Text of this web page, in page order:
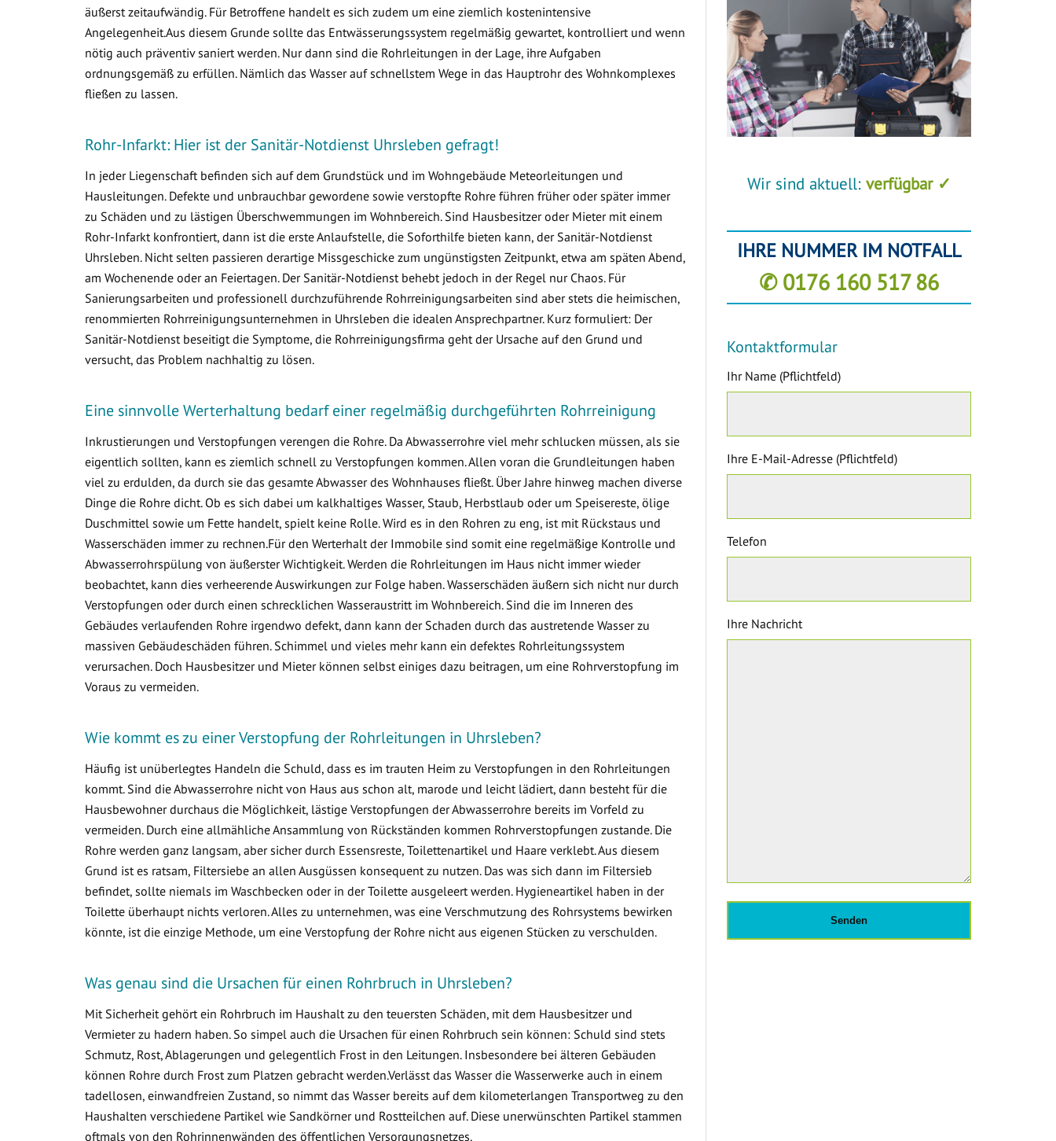
äußerst zeitaufwändig. Für Betroffene handelt es sich zudem um eine ziemlich kostenintensive
Angelegenheit.Aus diesem Grunde sollte das Entwässerungssystem regelmäßig gewartet, kontrolliert und wenn
nötig auch präventiv saniert werden. Nur dann sind die Rohrleitungen in der Lage, ihre Aufgaben
ordnungsgemäß zu erfüllen. Nämlich das Wasser auf schnellstem Wege in das Hauptrohr des Wohnkomplexes
fließen zu lassen.
Rohr-Infarkt: Hier ist der Sanitär-Notdienst Uhrsleben gefragt!
In jeder Liegenschaft befinden sich auf dem Grundstück und im Wohngebäude Meteorleitungen und
Hausleitungen. Defekte und unbrauchbar gewordene sowie verstopfte Rohre führen früher oder später immer
zu Schäden und zu lästigen Überschwemmungen im Wohnbereich. Sind Hausbesitzer oder Mieter mit einem
Rohr-Infarkt konfrontiert, dann ist die erste Anlaufstelle, die Soforthilfe bieten kann, der Sanitär-Notdienst
Uhrsleben. Nicht selten passieren derartige Missgeschicke zum ungünstigsten Zeitpunkt, etwa am späten Abend,
am Wochenende oder an Feiertagen. Der Sanitär-Notdienst behebt jedoch in der Regel nur Chaos. Für
Sanierungsarbeiten und professionell durchzuführende Rohrreinigungsarbeiten sind aber stets die heimischen,
renommierten Rohrreinigungsunternehmen in Uhrsleben die idealen Ansprechpartner. Kurz formuliert: Der
Sanitär-Notdienst beseitigt die Symptome, die Rohrreinigungsfirma geht der Ursache auf den Grund und
versucht, das Problem nachhaltig zu lösen.
Eine sinnvolle Werterhaltung bedarf einer regelmäßig durchgeführten Rohrreinigung
Inkrustierungen und Verstopfungen verengen die Rohre. Da Abwasserrohre viel mehr schlucken müssen, als sie
eigentlich sollten, kann es ziemlich schnell zu Verstopfungen kommen. Allen voran die Grundleitungen haben
viel zu erdulden, da durch sie das gesamte Abwasser des Wohnhauses fließt. Über Jahre hinweg machen diverse
Dinge die Rohre dicht. Ob es sich dabei um kalkhaltiges Wasser, Staub, Herbstlaub oder um Speisereste, ölige
Duschmittel sowie um Fette handelt, spielt keine Rolle. Wird es in den Rohren zu eng, ist mit Rückstaus und
Wasserschäden immer zu rechnen.Für den Werterhalt der Immobile sind somit eine regelmäßige Kontrolle und
Abwasserrohrspülung von äußerster Wichtigkeit. Werden die Rohrleitungen im Haus nicht immer wieder
beobachtet, kann dies verheerende Auswirkungen zur Folge haben. Wasserschäden äußern sich nicht nur durch
Verstopfungen oder durch einen schrecklichen Wasseraustritt im Wohnbereich. Sind die im Inneren des
Gebäudes verlaufenden Rohre irgendwo defekt, dann kann der Schaden durch das austretende Wasser zu
massiven Gebäudeschäden führen. Schimmel und vieles mehr kann ein defektes Rohrleitungssystem
verursachen. Doch Hausbesitzer und Mieter können selbst einiges dazu beitragen, um eine Rohrverstopfung im
Voraus zu vermeiden.
Wie kommt es zu einer Verstopfung der Rohrleitungen in Uhrsleben?
Häufig ist unüberlegtes Handeln die Schuld, dass es im trauten Heim zu Verstopfungen in den Rohrleitungen
kommt. Sind die Abwasserrohre nicht von Haus aus schon alt, marode und leicht lädiert, dann besteht für die
Hausbewohner durchaus die Möglichkeit, lästige Verstopfungen der Abwasserrohre bereits im Vorfeld zu
vermeiden. Durch eine allmähliche Ansammlung von Rückständen kommen Rohrverstopfungen zustande. Die
Rohre werden ganz langsam, aber sicher durch Essensreste, Toilettenartikel und Haare verklebt. Aus diesem
Grund ist es ratsam, Filtersiebe an allen Ausgüssen konsequent zu nutzen. Das was sich dann im Filtersieb
befindet, sollte niemals im Waschbecken oder in der Toilette ausgeleert werden. Hygieneartikel haben in der
Toilette überhaupt nichts verloren. Alles zu unternehmen, was eine Verschmutzung des Rohrsystems bewirken
könnte, ist die einzige Methode, um eine Verstopfung der Rohre nicht aus eigenen Stücken zu verschulden.
Was genau sind die Ursachen für einen Rohrbruch in Uhrsleben?
Mit Sicherheit gehört ein Rohrbruch im Haushalt zu den teuersten Schäden, mit dem Hausbesitzer und
Vermieter zu hadern haben. So simpel auch die Ursachen für einen Rohrbruch sein können: Schuld sind stets
Schmutz, Rost, Ablagerungen und gelegentlich Frost in den Leitungen. Insbesondere bei älteren Gebäuden
können Rohre durch Frost zum Platzen gebracht werden.Verlässt das Wasser die Wasserwerke auch in einem
tadellosen, einwandfreien Zustand, so nimmt das Wasser bereits auf dem kilometerlangen Transportweg zu den
Haushalten verschiedene Partikel wie Sandkörner und Rostteilchen auf. Diese unerwünschten Partikel stammen
oftmals von den Rohrinnenwänden des öffentlichen Versorgungsnetzes.
Wir sind aktuell: verfügbar ✓
IHRE NUMMER IM NOTFALL
✆ 0176 160 517 86
Kontaktformular
Ihr Name (Pflichtfeld)
Ihre E-Mail-Adresse (Pflichtfeld)
Telefon
Ihre Nachricht